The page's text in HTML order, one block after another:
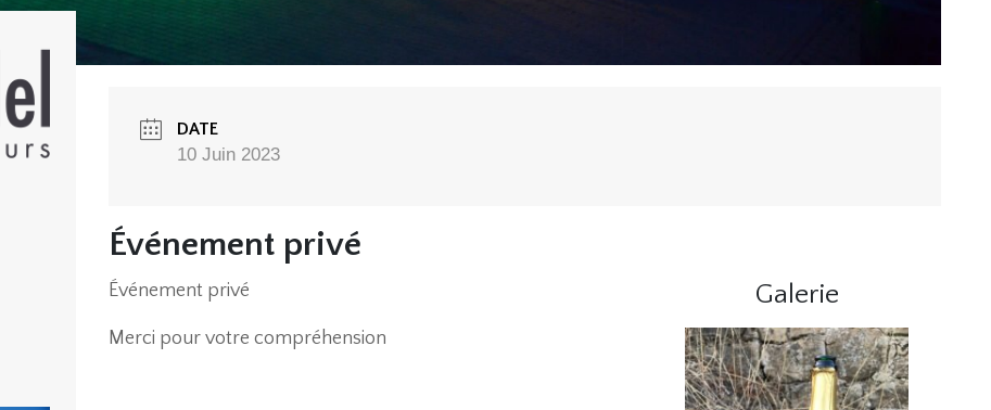
DATE
10 Juin 2023
Événement privé
Événement privé
Merci pour votre compréhension
Galerie